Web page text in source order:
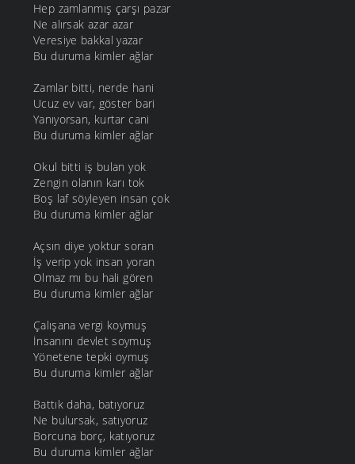
Hep zamlanmış çarşı pazar
Ne alırsak azar azar
Veresiye bakkal yazar
Bu duruma kimler ağlar
Zamlar bitti, nerde hani
Ucuz ev var, göster bari
Yanıyorsan, kurtar cani
Bu duruma kimler ağlar
Okul bitti iş bulan yok
Zengin olanın karı tok
Boş laf söyleyen insan çok
Bu duruma kimler ağlar
Açsın diye yoktur soran
İş verip yok insan yoran
Olmaz mı bu hali gören
Bu duruma kimler ağlar
Çalışana vergi koymuş
İnsanını devlet soymuş
Yönetene tepki oymuş
Bu duruma kimler ağlar
Battık daha, batıyoruz
Ne bulursak, satıyoruz
Borcuna borç, katıyoruz
Bu duruma kimler ağlar